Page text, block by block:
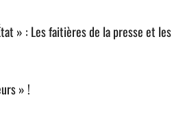
» : Les faitières de la presse et les
» !